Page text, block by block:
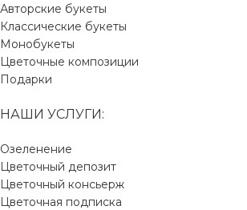
Авторские букеты
Классические букеты
Монобукеты
Цветочные композиции
Подарки
НАШИ УСЛУГИ:
Озеленение
Цветочный депозит
Цветочный консьерж
Цветочная подписка